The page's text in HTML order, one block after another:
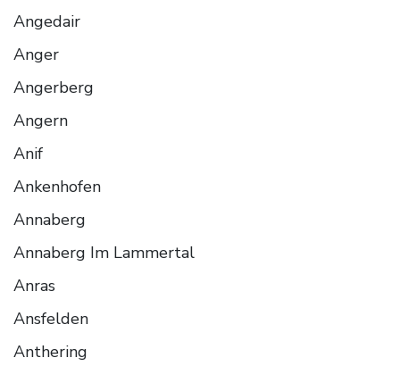
Angedair
Anger
Angerberg
Angern
Anif
Ankenhofen
Annaberg
Annaberg Im Lammertal
Anras
Ansfelden
Anthering